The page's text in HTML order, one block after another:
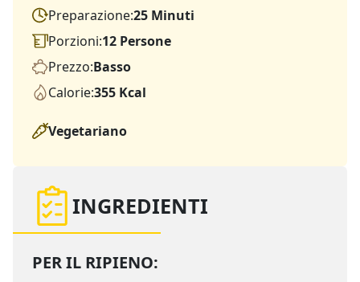
Preparazione:25 Minuti
Porzioni:12 Persone
Prezzo:Basso
Calorie:355 Kcal
Vegetariano
INGREDIENTI
PER IL RIPIENO: